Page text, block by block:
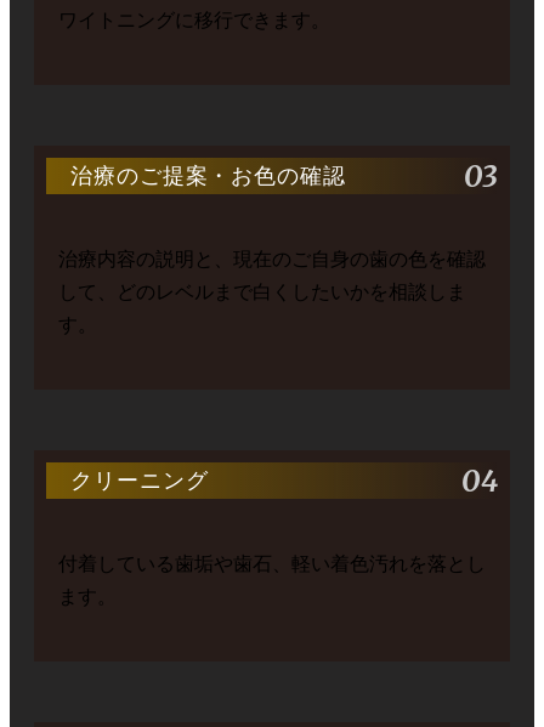
ワイトニングに移行できます。
03
治療のご提案・お色の確認
治療内容の説明と、現在のご自身の歯の色を確認
して、どのレベルまで白くしたいかを相談しま
す。
04
クリーニング
付着している歯垢や歯石、軽い着色汚れを落とし
ます。